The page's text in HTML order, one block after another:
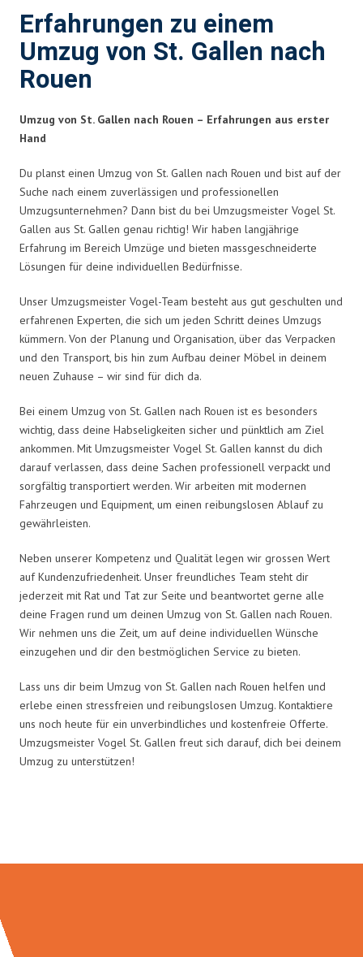
Erfahrungen zu einem
Umzug von St. Gallen nach
Rouen
Umzug von St. Gallen nach Rouen – Erfahrungen aus erster
Hand
Du planst einen Umzug von St. Gallen nach Rouen und bist auf der
Suche nach einem zuverlässigen und professionellen
Umzugsunternehmen? Dann bist du bei Umzugsmeister Vogel St.
Gallen aus St. Gallen genau richtig! Wir haben langjährige
Erfahrung im Bereich Umzüge und bieten massgeschneiderte
Lösungen für deine individuellen Bedürfnisse.
Unser Umzugsmeister Vogel-Team besteht aus gut geschulten und
erfahrenen Experten, die sich um jeden Schritt deines Umzugs
kümmern. Von der Planung und Organisation, über das Verpacken
und den Transport, bis hin zum Aufbau deiner Möbel in deinem
neuen Zuhause – wir sind für dich da.
Bei einem Umzug von St. Gallen nach Rouen ist es besonders
wichtig, dass deine Habseligkeiten sicher und pünktlich am Ziel
ankommen. Mit Umzugsmeister Vogel St. Gallen kannst du dich
darauf verlassen, dass deine Sachen professionell verpackt und
sorgfältig transportiert werden. Wir arbeiten mit modernen
Fahrzeugen und Equipment, um einen reibungslosen Ablauf zu
gewährleisten.
Neben unserer Kompetenz und Qualität legen wir grossen Wert
auf Kundenzufriedenheit. Unser freundliches Team steht dir
jederzeit mit Rat und Tat zur Seite und beantwortet gerne alle
deine Fragen rund um deinen Umzug von St. Gallen nach Rouen.
Wir nehmen uns die Zeit, um auf deine individuellen Wünsche
einzugehen und dir den bestmöglichen Service zu bieten.
Lass uns dir beim Umzug von St. Gallen nach Rouen helfen und
erlebe einen stressfreien und reibungslosen Umzug. Kontaktiere
uns noch heute für ein unverbindliches und kostenfreie Offerte.
Umzugsmeister Vogel St. Gallen freut sich darauf, dich bei deinem
Umzug zu unterstützen!